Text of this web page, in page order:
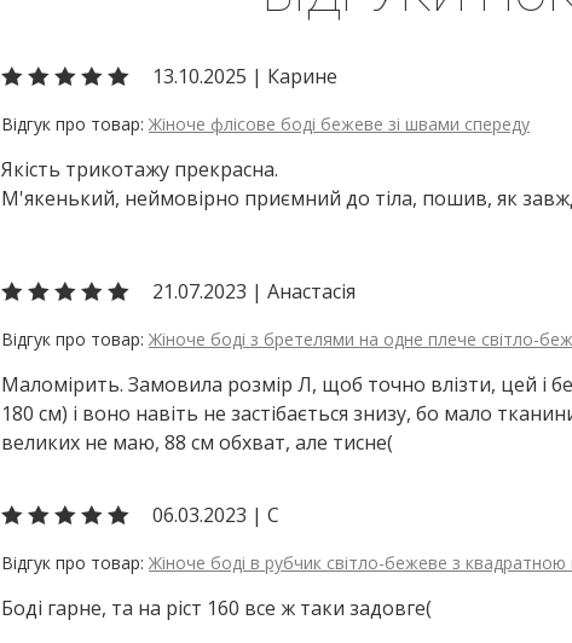
13.10.2025 | Карине
Жіноче флісове боді бежеве зі швами спереду
Якість трикотажу прекрасна.
М'якенький, неймовірно приємний до тіла, пошив, як
21.07.2023 | Анастасія
Жіноче боді з бретелями на одне плече світло-
Маломірить. Замовила розмір Л, щоб точно влізти, цей і
180 см) і воно навіть не застібається знизу, бо мало
великих не маю, 88 см обхват, але тисне(
06.03.2023 | С
Жіноче боді в рубчик світло-бежеве з
Боді гарне, та на ріст 160 все ж таки задовге(